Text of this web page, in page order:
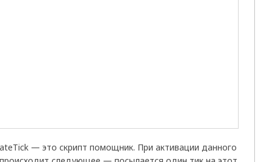
— это скрипт помощник. При активации данного